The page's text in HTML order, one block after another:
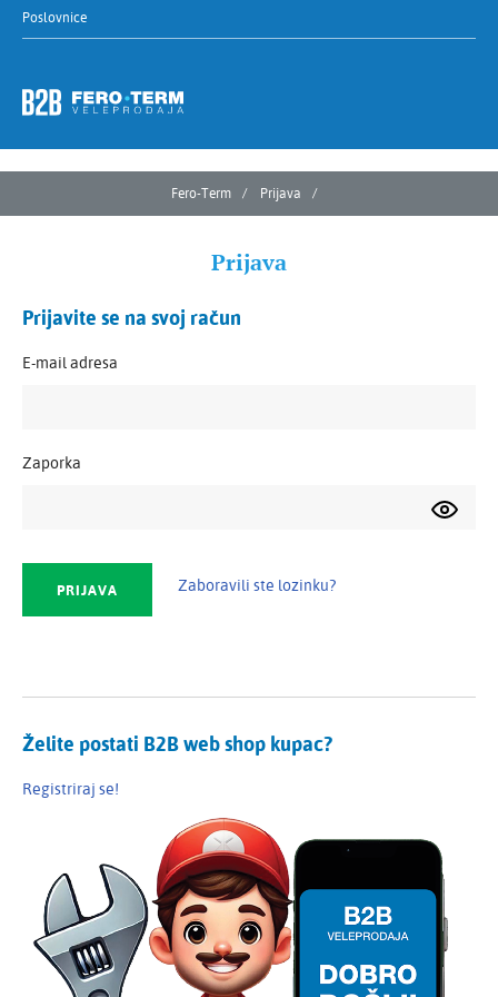
Poslovnice
Fero-Term Prijava
Prijava
Prijavite se na svoj račun
E-mail adresa
Zaporka
Zaboravili ste lozinku?
Želite postati B2B web shop kupac?
Registriraj se!